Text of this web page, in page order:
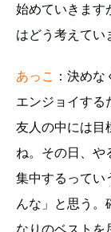
始めていきます
はどう考えてい
あっこ ：決め
エンジョイする
友人の中には目
ね。その日、や
集中するってい
んな」と思う。